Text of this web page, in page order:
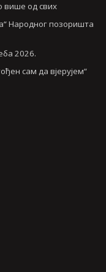
више од свих
Народног позоришта
2026.
сам да вјерујем“